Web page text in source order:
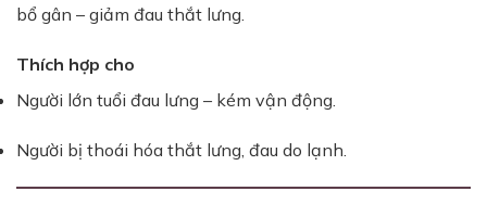
bổ gân – giảm đau thắt lưng.
Thích hợp cho
Người lớn tuổi đau lưng – kém vận động.
Người bị thoái hóa thắt lưng, đau do lạnh.